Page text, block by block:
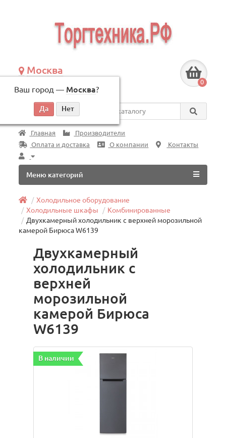
Москва
Ваш город — Москва?
по будням, с 09:00 до 18:00
0
Везде
Главная
Производители
Оплата и доставка
О компании Контакты
Меню категорий
Холодильное оборудование
Холодильные шкафы
Комбинированные
Двухкамерный холодильник с верхней морозильной
камерой Бирюса W6139
Двухкамерный
холодильник с
верхней
морозильной
камерой Бирюса
W6139
В наличии